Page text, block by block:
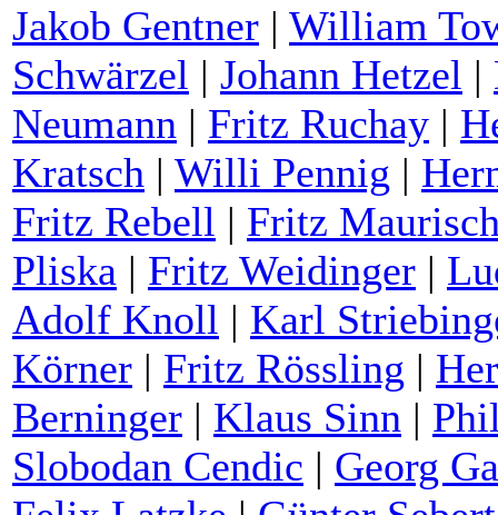
Jakob Gentner | William
Schwärzel | Johann Hetzel |
Neumann | Fritz Ruchay |
Kratsch | Willi Pennig |
Fritz Rebell | Fritz
Pliska | Fritz Weidinger |
Adolf Knoll | Karl
Körner | Fritz Rössling |
Berninger | Klaus Sinn |
Slobodan Cendic | Georg